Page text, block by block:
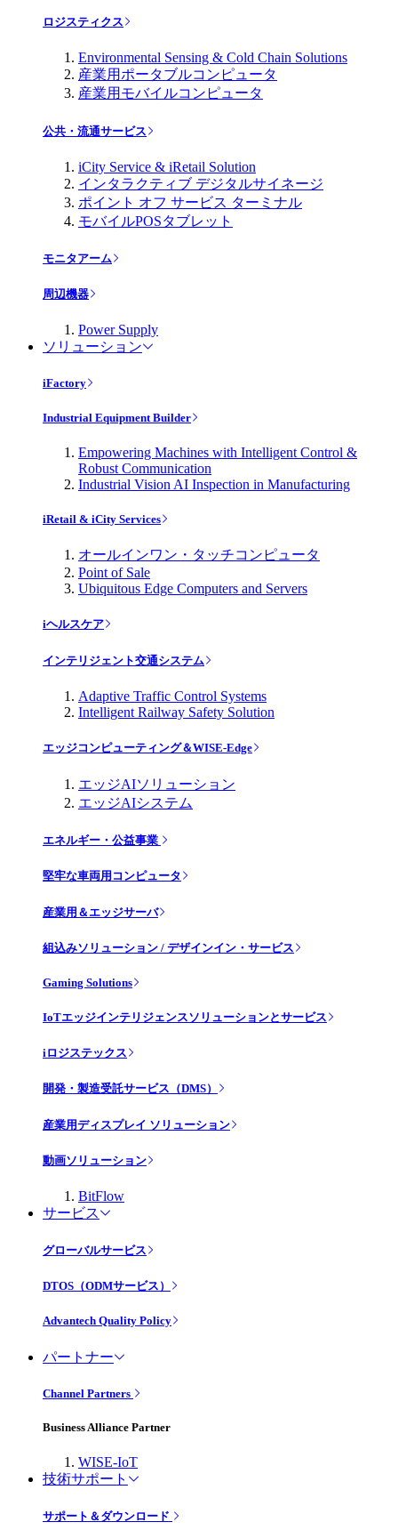
ロジスティクス
Environmental Sensing & Cold Chain Solutions
産業用ポータブルコンピュータ
産業用モバイルコンピュータ
公共・流通サービス
iCity Service & iRetail Solution
インタラクティブ デジタルサイネージ
ポイント オフ サービス ターミナル
モバイルPOSタブレット
モニタアーム
周辺機器
Power Supply
ソリューション
iFactory
Industrial Equipment Builder
Empowering Machines with Intelligent Control &
Robust Communication
Industrial Vision AI Inspection in Manufacturing
iRetail & iCity Services
オールインワン・タッチコンピュータ
Point of Sale
Ubiquitous Edge Computers and Servers
iヘルスケア
インテリジェント交通システム
Adaptive Traffic Control Systems
Intelligent Railway Safety Solution
エッジコンピューティング＆WISE-Edge
エッジAIソリューション
エッジAIシステム
エネルギー・公益事業
堅牢な車両用コンピュータ
産業用＆エッジサーバ
組込みソリューション / デザインイン・サービス
Gaming Solutions
IoTエッジインテリジェンスソリューションとサービス
iロジステックス
開発・製造受託サービス（DMS）
産業用ディスプレイ ソリューション
動画ソリューション
BitFlow
サービス
グローバルサービス
DTOS（ODMサービス）
Advantech Quality Policy
パートナー
Channel Partners
Business Alliance Partner
WISE-IoT
技術サポート
サポート＆ダウンロード